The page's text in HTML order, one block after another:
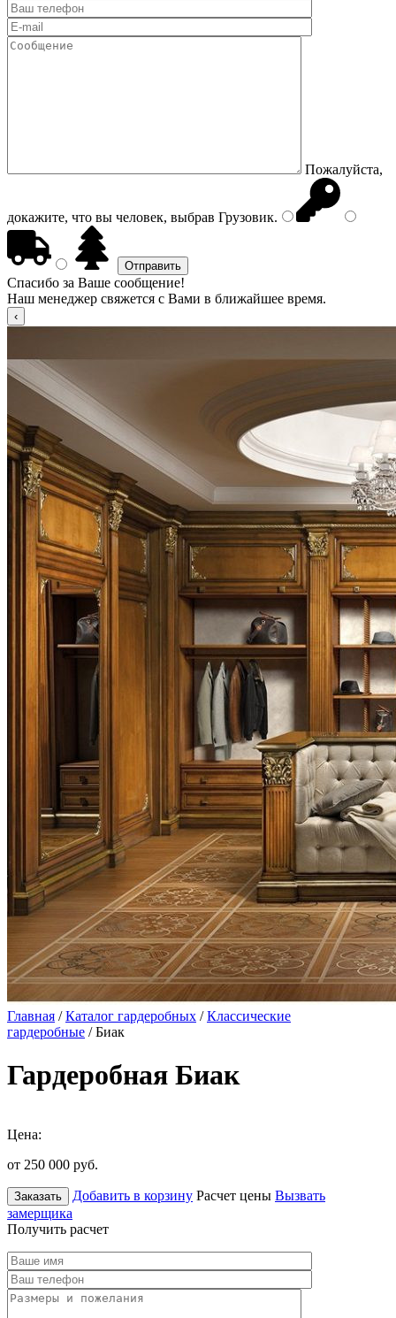
Пожалуйста,
докажите, что вы человек, выбрав Грузовик.
Спасибо за Ваше сообщение!
Наш менеджер свяжется с Вами в ближайшее время.
Главная /Каталог гардеробных /Классические
гардеробные / Биак
Гардеробная Биак
Цена:
от 250 000 руб.
Заказать Добавить в корзину Расчет цены Вызвать
замерщика
Получить расчет